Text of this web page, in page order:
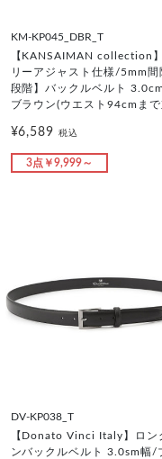
KM-KP045_DBR_T
【KANSAIMAN collection
リーアジャスト仕様/5mm
段階】バックルベルト
ブラウン(ウエスト94cmま
¥6,589税込
3点￥9,999～
DV-KP038_T
【Donato Vinci Italy】ロン
ンバックルベルト 3.0sm幅/